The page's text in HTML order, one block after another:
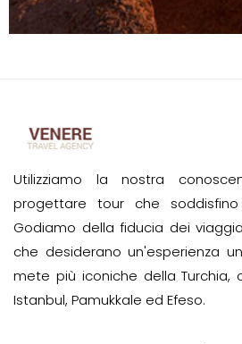
Utilizziamo la nostra
progettare tour che
Godiamo della fiducia dei
che desiderano un'esperienza
mete più iconiche della Turchia,
Istanbul, Pamukkale ed Efeso.